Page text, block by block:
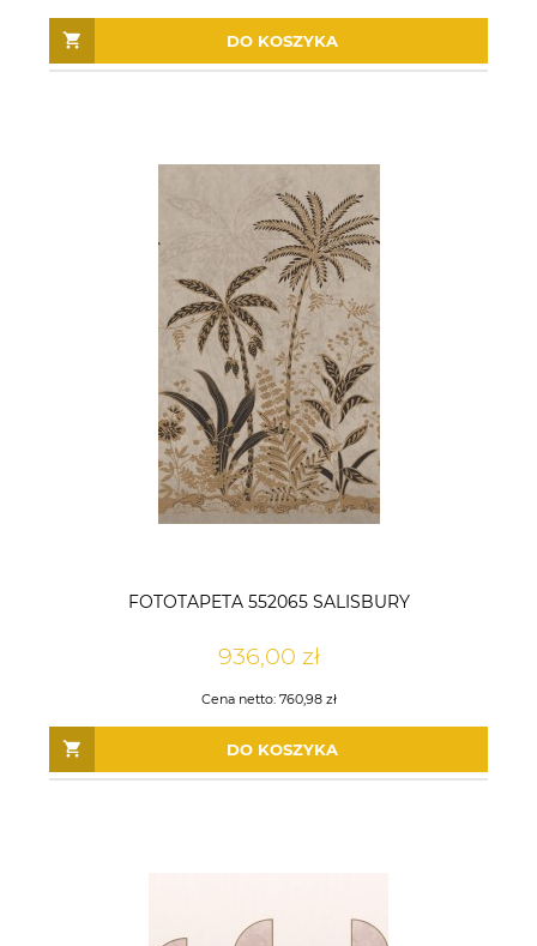
Tapeta Obiektowa Vinylpex
HUGO-W-11-353 / W11,353
142,50 zł
DO KOSZYKA
Tapeta Obiektowa Vinylpex
HARRY-W-01-475 / W01,475
196,50 zł
DO KOSZYKA
DO KOSZYKA
FOTOTAPETA 552065 SALISBURY
936,00 zł
Cena netto: 760,98 zł
DO KOSZYKA